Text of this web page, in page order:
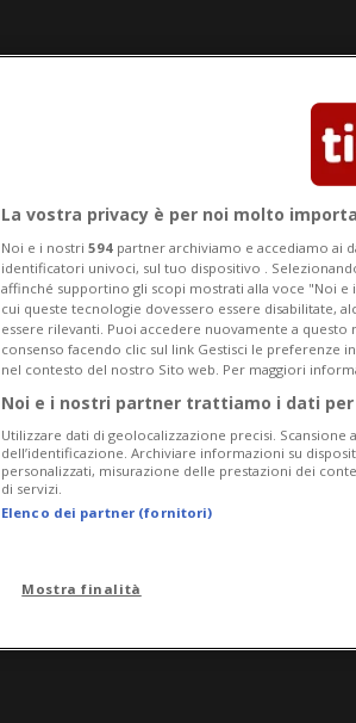
La vostra privacy è per noi molto
Noi e i nostri 594 partner archiviamo e accediamo ai
identificatori univoci, sul tuo dispositivo .
affinché supportino gli scopi mostrati alla voce "Noi
cui queste tecnologie dovessero essere disabilitate,
essere rilevanti. Puoi accedere nuovamente a
consenso facendo clic sul link Gestisci le preferenze
nel contesto del nostro Sito web. Per maggiori
Noi e i nostri partner trattiamo i dati
Utilizzare dati di geolocalizzazione precisi.
dell’identificazione. Archiviare informazioni su
personalizzati, misurazione delle prestazioni dei
di servizi.
Elenco dei partner (fornitori)
Mostra finalità